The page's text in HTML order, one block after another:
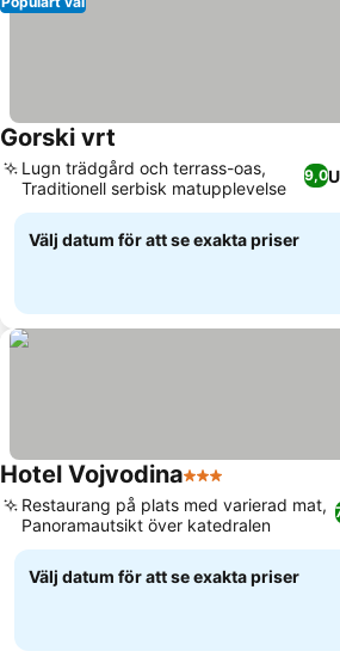
Gorski vrt
9,0
Lugn trädgård och terrass-oas,
Traditionell serbisk matupplevelse
Välj datum för att se exakta priser
Hotel Vojvodina3 Stjärnor
Restaurang på plats med varierad mat,
Panoramautsikt över katedralen
Välj datum för att se exakta priser